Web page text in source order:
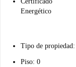
Energético
Tipo de
Piso: 0